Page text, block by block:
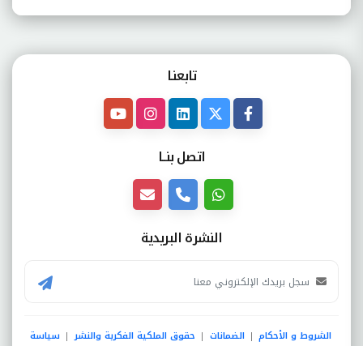
تابعنـا
اتصل بنــا
النشرة البريدية
الشروط و الأحكام | الضمانات | حقوق الملكية الفكرية والنشر | سياسة